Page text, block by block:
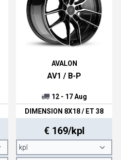
AVALON
AV1 / B-P
12 - 17 Aug
DIMENSION 8X18 / ET 38
€ 169/kpl